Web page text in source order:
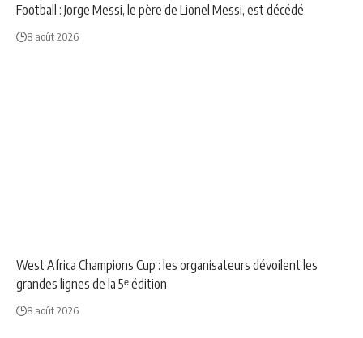
Football : Jorge Messi, le père de Lionel Messi, est décédé
8 août 2026
West Africa Champions Cup : les organisateurs dévoilent les
grandes lignes de la 5ᵉ édition
8 août 2026